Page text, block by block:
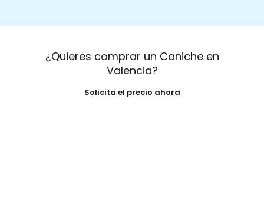
¿Quieres comprar un Caniche en
Valencia?
Solicita el precio ahora